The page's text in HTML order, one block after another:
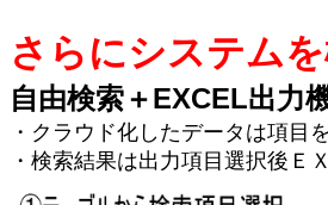
さらにシステム
自由検索＋EXCEL出力
・クラウド化したデータは項目
・検索結果は出力項目選択後Ｅ